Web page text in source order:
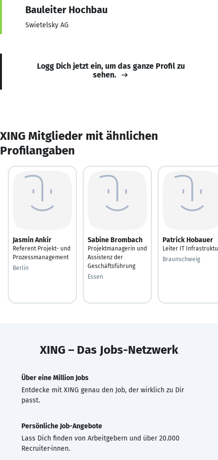
Bauleiter Hochbau
Swietelsky AG
Logg Dich jetzt ein, um das ganze Profil zu
sehen.
XING Mitglieder mit ähnlichen
Profilangaben
Jasmin Ankir
Referent Projekt- und
Prozessmanagement
Berlin
Sabine Brombach
Projektmanagerin und
Assistenz der
Geschäftsführung
Essen
Patrick Hobauer
Leiter IT
Braunschweig
XING – Das Jobs-Netzwerk
Über eine Million Jobs
Entdecke mit XING genau den Job, der wirklich zu Dir
passt.
Persönliche Job-Angebote
Lass Dich finden von Arbeitgebern und über 20.000
Recruiter·innen.